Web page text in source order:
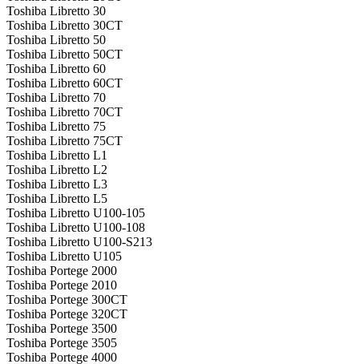
Toshiba Libretto 30
Toshiba Libretto 30CT
Toshiba Libretto 50
Toshiba Libretto 50CT
Toshiba Libretto 60
Toshiba Libretto 60CT
Toshiba Libretto 70
Toshiba Libretto 70CT
Toshiba Libretto 75
Toshiba Libretto 75CT
Toshiba Libretto L1
Toshiba Libretto L2
Toshiba Libretto L3
Toshiba Libretto L5
Toshiba Libretto U100-105
Toshiba Libretto U100-108
Toshiba Libretto U100-S213
Toshiba Libretto U105
Toshiba Portege 2000
Toshiba Portege 2010
Toshiba Portege 300CT
Toshiba Portege 320CT
Toshiba Portege 3500
Toshiba Portege 3505
Toshiba Portege 4000